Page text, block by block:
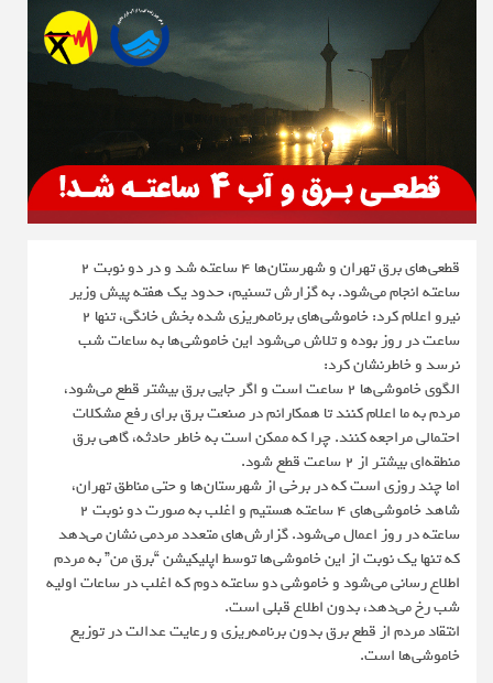
قطعی‌های برق تهران و شهرستان‌ها ۴ ساعته شد و در دو نوبت ۲
ساعته انجام می‌شود. به گزارش تسنیم، حدود یک هفته پیش وزیر
نیرو اعلام کرد: خاموشی‌های برنامه‌ریزی شده بخش خانگی، تنها ۲
ساعت در روز بوده و تلاش می‌شود این خاموشی‌ها به ساعات شب
نرسد و خاطرنشان کرد:
الگوی خاموشی‌ها ۲ ساعت است و اگر جایی برق بیشتر قطع می‌شود،
مردم به ما اعلام کنند تا همکارانم در صنعت برق برای رفع مشکلات
احتمالی مراجعه کنند. چرا که ممکن است به خاطر حادثه، گاهی برق
منطقه‌ای بیشتر از ۲ ساعت قطع شود.
اما چند روزی است که در برخی از شهرستان‌ها و حتی مناطق تهران،
شاهد خاموشی‌های ۴ ساعته هستیم و اغلب به صورت دو نوبت ۲
ساعته در روز اعمال می‌شود. گزارش‌های متعدد مردمی نشان می‌دهد
که تنها یک نوبت از این خاموشی‌ها توسط اپلیکیشن “برق من” به مردم
اطلاع رسانی می‌شود و خاموشی دو ساعته دوم که اغلب در ساعات اولیه
شب رخ می‌دهد، بدون اطلاع قبلی است.
انتقاد مردم از قطع برق بدون برنامه‌ریزی و رعایت عدالت در توزیع
خاموشی‌ها است.